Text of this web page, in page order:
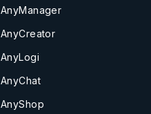
AnyManager
AnyCreator
AnyLogi
AnyChat
AnyShop